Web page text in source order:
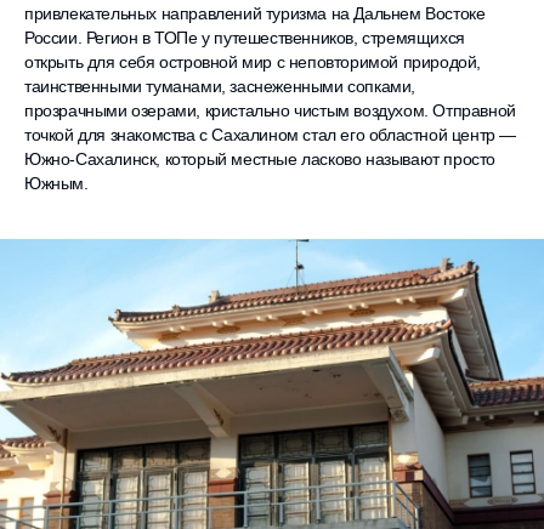
привлекательных направлений туризма на Дальнем Востоке
России. Регион в ТОПе у путешественников, стремящихся
открыть для себя островной мир с неповторимой природой,
таинственными туманами, заснеженными сопками,
прозрачными озерами, кристально чистым воздухом. Отправной
точкой для знакомства с Сахалином стал его областной центр —
Южно-Сахалинск, который местные ласково называют просто
Южным.